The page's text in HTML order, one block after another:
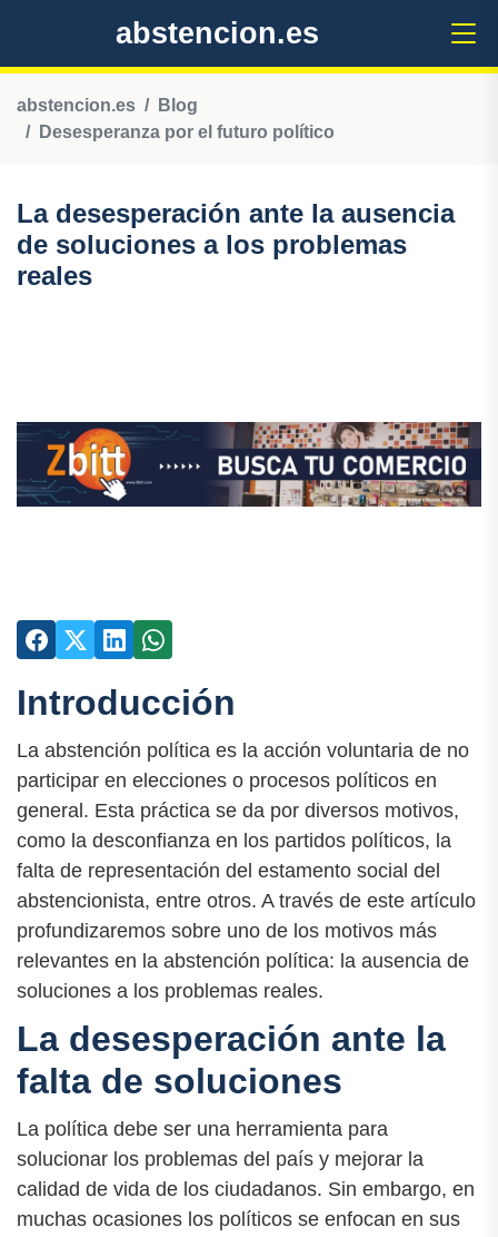
abstencion.es
abstencion.es
Blog
Desesperanza por el futuro político
La desesperación ante la ausencia
de soluciones a los problemas
reales
Introducción
La abstención política es la acción voluntaria de no
participar en elecciones o procesos políticos en
general. Esta práctica se da por diversos motivos,
como la desconfianza en los partidos políticos, la
falta de representación del estamento social del
abstencionista, entre otros. A través de este artículo
profundizaremos sobre uno de los motivos más
relevantes en la abstención política: la ausencia de
soluciones a los problemas reales.
La desesperación ante la
falta de soluciones
La política debe ser una herramienta para
solucionar los problemas del país y mejorar la
calidad de vida de los ciudadanos. Sin embargo, en
muchas ocasiones los políticos se enfocan en sus